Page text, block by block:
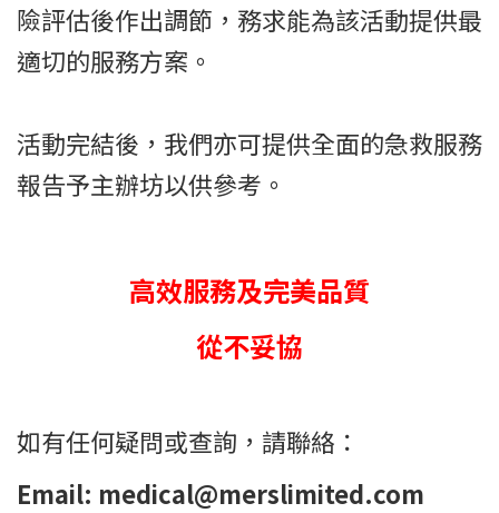
險評估後作出調節，務求能為該活動提供最
適切的服務方案。
活動完結後，我們亦可提供全面的急救服務
報告予主辦坊以供參考。
高效服務及完美品質
從不妥協
如有任何疑問或查詢，請聯絡：
Email: medical@merslimited.com